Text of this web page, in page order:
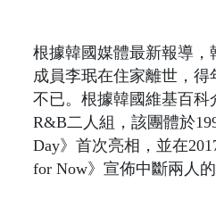
根據韓國媒體最新報導，
成員李珉在住家離世，
不已。根據韓國維基百科
R&B二人組，該團體於
Day》首次亮相，並在
for Now》宣佈中斷兩人的